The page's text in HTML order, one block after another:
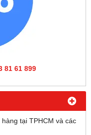
81 61 899
tại TPHCM và các